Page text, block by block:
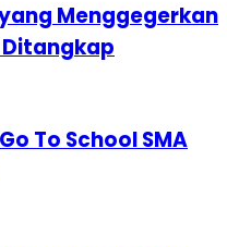
Menggegerkan
Ditangkap
To School SMA